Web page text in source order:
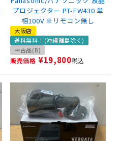
プロジェクター PT-FW430 単
相100V ※リモコン無し
大阪店
送料無料！(沖縄離島除く)
中古品(B)
販売価格 ¥19,800税込